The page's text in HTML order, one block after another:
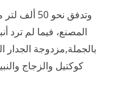
وتدفق
المصنع، فيما لم ترد
بالجملة,مزدوجة الجدار
كوكتيل والزجاج